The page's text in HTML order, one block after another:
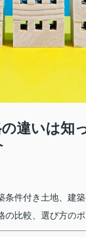
違いは知
件付き土地、建
比較、選び方の